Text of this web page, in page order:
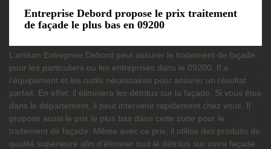
Entreprise Debord propose le prix traitement
de façade le plus bas en 09200
L’artisan Entreprise Debord peut assurer le traitement de façade
pour les particuliers ou les entreprises dans le 09200. Il a
l’équipement et les outils nécessaires pour assurer un résultat
parfait. En effet, il éliminera les détritus sur la façade. Si vous êtes
dans le département, il peut intervenir rapidement chez vous. Il
propose aussi le prix le plus bas dans cette zone pour le
traitement de façade. Même avec ce prix, il utilise des produits de
qualité supérieure afin d’éliminer tout le détritus sur votre façade